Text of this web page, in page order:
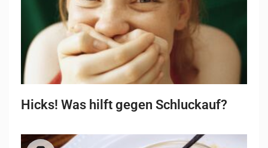
Hicks! Was hilft gegen Schluckauf?